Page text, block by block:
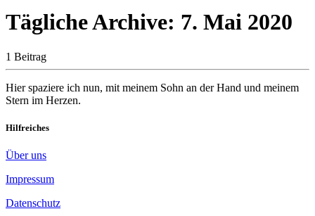
Tägliche Archive: 7. Mai 2020
1 Beitrag
Hier spaziere ich nun, mit meinem Sohn an der Hand und meinem
Stern im Herzen.
Hilfreiches
Über uns
Impressum
Datenschutz